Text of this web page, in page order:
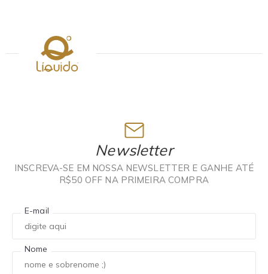
Newsletter
INSCREVA-SE EM NOSSA NEWSLETTER E GANHE ATÉ
R$50 OFF NA PRIMEIRA COMPRA
E-mail
Nome